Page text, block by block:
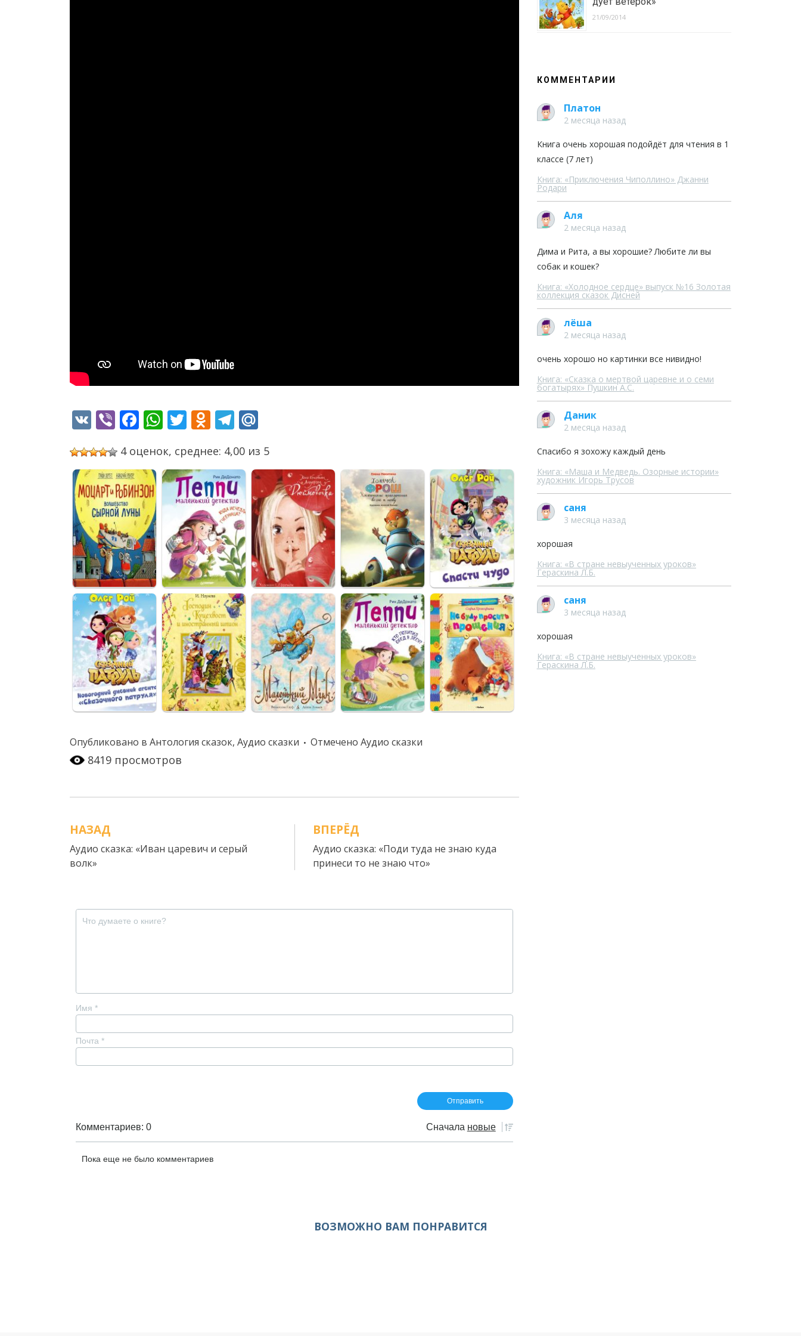
VK ViberFacebook
WhatsApp
Twitter
Odnoklassniki
Telegram
4 оценок, среднее: 4,00 из 5
Опубликовано в Антология сказок, Аудио сказки Отмечено Аудио сказки
8419 просмотров
Навигация
по
НАЗАД
Аудио сказка: «Иван царевич и серый
волк»
ВПЕРЁД
Аудио сказка: «Поди туда не знаю куда
принеси то не знаю что»
Имя *
Почта *
Комментариев: 0 Сначала новые
Пока еще не было комментариев
21/09/2014
КОММЕНТАРИИ
Платон
2 месяца назад
Книга очень хорошая подойдёт для чтения в 1
классе (7 лет)
Книга: «Приключения Чиполлино» Джанни
Родари
Аля
2 месяца назад
Дима и Рита, а вы хорошие? Любите ли вы
собак и кошек?
Книга: «Холодное сердце» выпуск №16 Золотая
коллекция сказок Дисней
лёша
2 месяца назад
очень хорошо но картинки все нивидно!
Книга: «Сказка о мертвой царевне и о семи
богатырях» Пушкин А.С.
Даник
2 месяца назад
Спасибо я зохожу каждый день
Книга: «Маша и Медведь. Озорные истории»
художник Игорь Трусов
саня
3 месяца назад
хорошая
Книга: «В стране невыученных уроков»
Гераскина Л.Б.
саня
3 месяца назад
хорошая
Книга: «В стране невыученных уроков»
Гераскина Л.Б.
ВОЗМОЖНО ВАМ ПОНРАВИТСЯ